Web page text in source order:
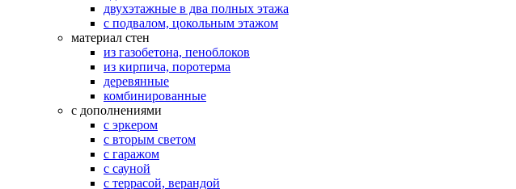
двухэтажные в два полных этажа
с подвалом, цокольным этажом
материал стен
из газобетона, пеноблоков
из кирпича, поротерма
деревянные
комбинированные
с дополнениями
с эркером
с вторым светом
с гаражом
с сауной
с террасой, верандой